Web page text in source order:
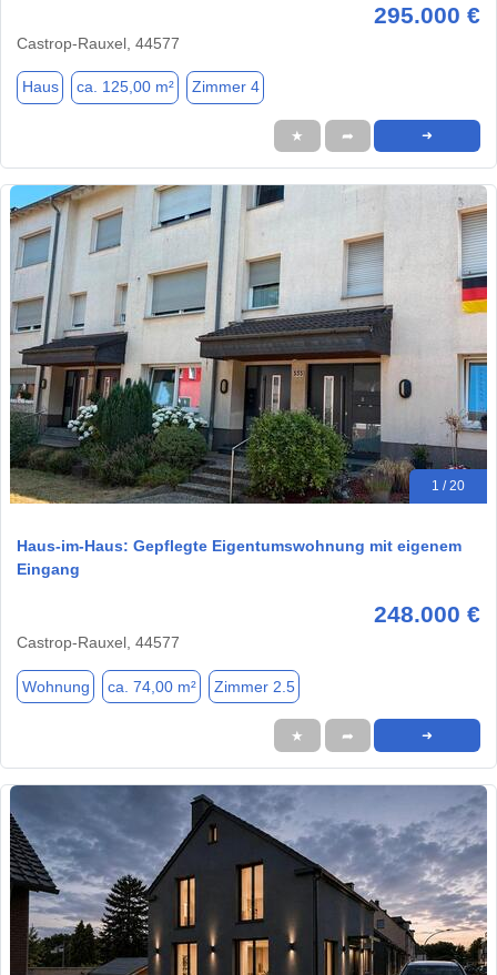
295.000 €
Castrop-Rauxel, 44577
Haus ca. 125,00 m² Zimmer 4
★ ➦ ➜
1 / 20
Haus-im-Haus: Gepflegte Eigentumswohnung mit eigenem
Eingang
248.000 €
Castrop-Rauxel, 44577
Wohnung ca. 74,00 m² Zimmer 2.5
★ ➦ ➜